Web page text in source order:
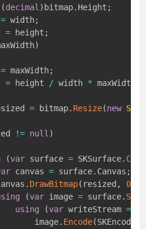
(decimal ) bitmap. Height ;
= width;
= height ;
)
= maxWidth;
= height / width * maxWidth
= bitmap. Resize(new
!= null )
(var surface = SKSurface.
canvas = surface. Canvas ;
. DrawBitmap( resized , 0
(var image = surface.
using
(var writeStream =
image
. Encode(